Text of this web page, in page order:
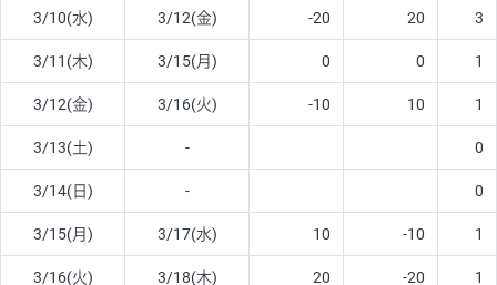
3/10(水) 3/12(金) -20 20 3
3/11(木) 3/15(月) 0 0 1
3/12(金) 3/16(火) -10 10 1
3/13(土) - 0
3/14(日) - 0
3/15(月) 3/17(水) 10 -10 1
3/16(火) 3/18(木) 20 -20 1